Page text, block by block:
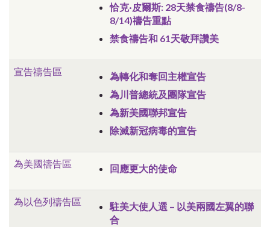
恰克·皮爾斯: 28天禁食禱告(8/8-
8/14)禱告重點
禁食禱告和 61天敬拜讚美
宣告禱告區
為轉化和奪回主權宣告
為川普總統及團隊宣告
為新美國聯邦宣告
除滅新冠病毒的宣告
為美國禱告區 回應更大的使命
為以色列禱告區
駐美大使人選 – 以美兩國左翼的聯
合